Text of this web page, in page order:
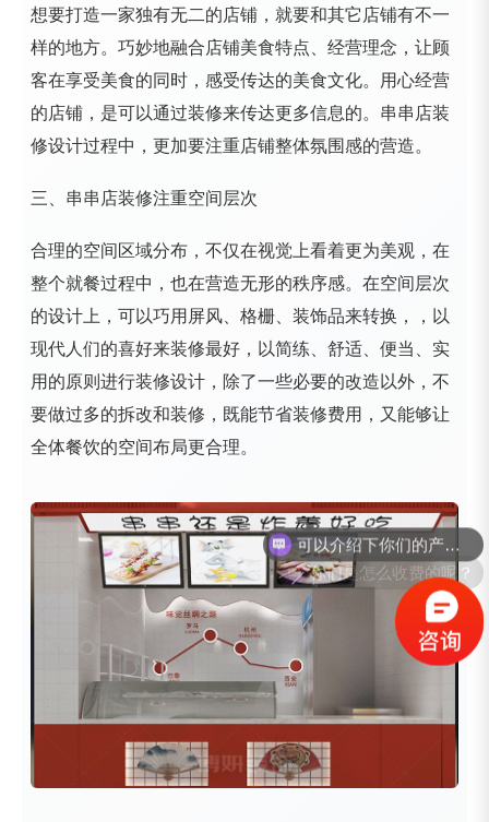
想要打造一家独有无二的店铺，就要和其它店铺有不一
样的地方。巧妙地融合店铺美食特点、经营理念，让顾
客在享受美食的同时，感受传达的美食文化。用心经营
的店铺，是可以通过装修来传达更多信息的。串串店装
修设计过程中，更加要注重店铺整体氛围感的营造。
三、串串店装修注重空间层次
合理的空间区域分布，不仅在视觉上看着更为美观，在
整个就餐过程中，也在营造无形的秩序感。在空间层次
的设计上，可以巧用屏风、格栅、装饰品来转换，，以
现代人们的喜好来装修最好，以简练、舒适、便当、实
用的原则进行装修设计，除了一些必要的改造以外，不
要做过多的拆改和装修，既能节省装修费用，又能够让
全体餐饮的空间布局更合理。
可以介绍下你们的产品么？
你们是怎么收费的呢？